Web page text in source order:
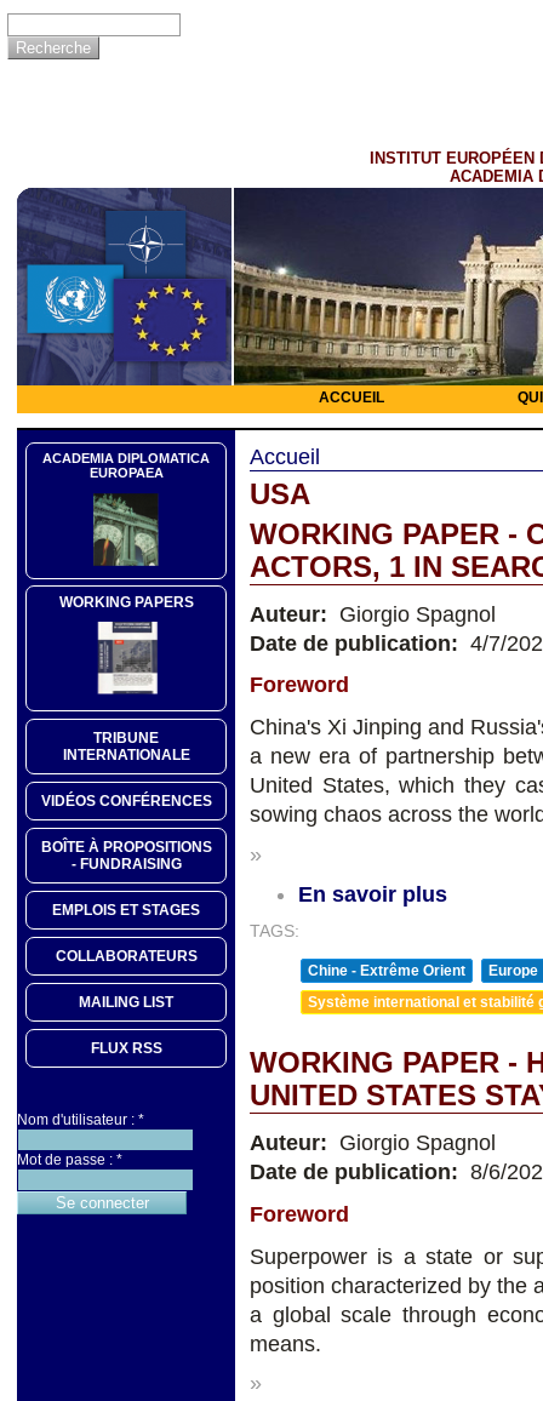
INSTITUT EUROPÉEN
ACADEMIA
ACCUEIL
ACADEMIA DIPLOMATICA
EUROPAEA
WORKING PAPERS
TRIBUNE
INTERNATIONALE
VIDÉOS CONFÉRENCES
BOÎTE À PROPOSITIONS
- FUNDRAISING
EMPLOIS ET STAGES
COLLABORATEURS
MAILING LIST
FLUX RSS
Nom d'utilisateur : *
Mot de passe : *
Accueil
USA
WORKING PAPER -
ACTORS, 1 IN
Auteur: Giorgio Spagnol
Date de publication: 4/7/
Foreword
China's Xi Jinping and
a new era of partnership
United States, which they
sowing chaos across the
»
En savoir plus
TAGS:
Chine - Extrême Orient
Europe
Système international et stabilité
WORKING PAPER -
UNITED STATES
Auteur: Giorgio Spagnol
Date de publication: 8/6/
Foreword
Superpower is a state or
position characterized by the
a global scale through
means.
»